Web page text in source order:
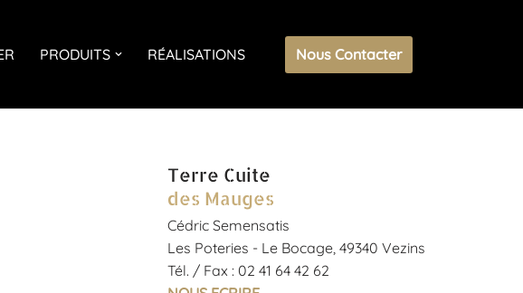
PRODUITS RÉALISATIONS Nous Contacter
Terre Cuite
des Mauges
Cédric Semensatis
Les Poteries - Le Bocage, 49340 Vezins
Tél. / Fax : 02 41 64 42 62